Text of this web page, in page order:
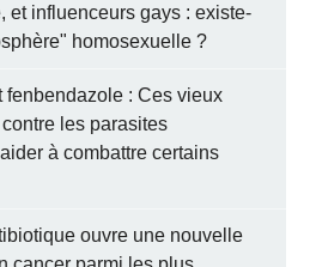
et influenceurs gays : existe-
homosexuelle ?
fenbendazole : Ces vieux
les parasites
à combattre certains
ouvre une nouvelle